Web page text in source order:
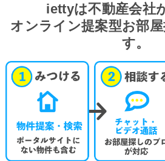
iettyは不動産会社
オンライン提案型お部
す。